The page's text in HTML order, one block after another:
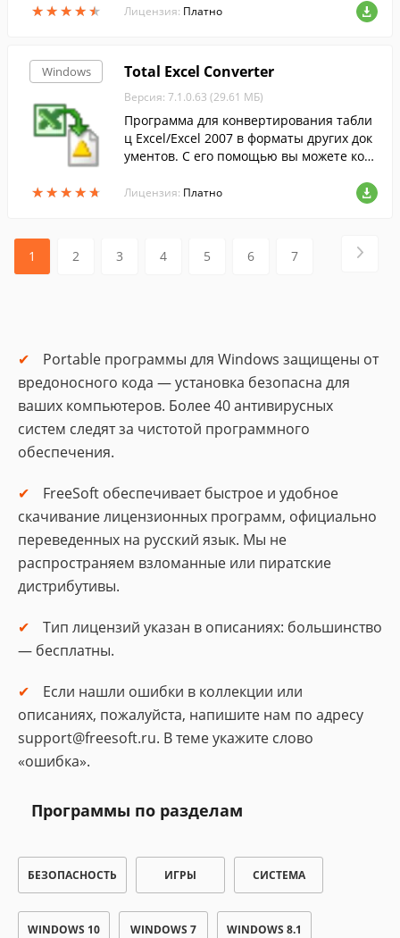
★★★★★
★★★★★ Лицензия: Платно
Windows
★★★★★
★★★★★
Total Excel Converter
Версия: 7.1.0.63 (29.61 МБ)
Программа для конвертирования табли
ц Excel/Excel 2007 в форматы других док
ументов. С его помощью вы можете кон
ц в любой из форматов в пакетном режи
Лицензия: Платно
1 2 3 4 5 6 7
Portable программы для Windows защищены от
вредоносного кода — установка безопасна для
ваших компьютеров. Более 40 антивирусных
систем следят за чистотой программного
обеспечения.
FreeSoft обеспечивает быстрое и удобное
скачивание лицензионных программ, официально
переведенных на русский язык. Мы не
распространяем взломанные или пиратские
дистрибутивы.
Тип лицензий указан в описаниях: большинство
— бесплатны.
Если нашли ошибки в коллекции или
описаниях, пожалуйста, напишите нам по адресу
support@freesoft.ru. В теме укажите слово
«ошибка».
Программы по разделам
БЕЗОПАСНОСТЬ ИГРЫ СИСТЕМА
WINDOWS 10 WINDOWS 7 WINDOWS 8.1